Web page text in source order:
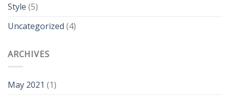
Style (5)
Uncategorized (4)
ARCHIVES
May 2021 (1)